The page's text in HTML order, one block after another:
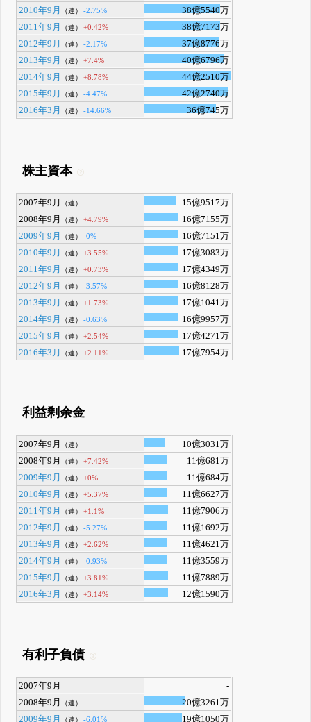
2010年9月
（連） -2.75%
38億5540万
2011年9月
（連） +0.42%
38億7173万
2012年9月
（連） -2.17%
37億8776万
2013年9月
（連） +7.4%
40億6796万
2014年9月
（連） +8.78%
44億2510万
2015年9月
（連） -4.47%
42億2740万
2016年3月
（連） -14.66% 36億745万
株主資本
2007年9月 （連）
15億9517万
2008年9月
（連） +4.79%
16億7155万
2009年9月
（連） -0%
16億7151万
2010年9月
（連） +3.55%
17億3083万
2011年9月
（連） +0.73%
17億4349万
2012年9月
（連） -3.57%
16億8128万
2013年9月
（連） +1.73%
17億1041万
2014年9月
（連） -0.63%
16億9957万
2015年9月
（連） +2.54%
17億4271万
2016年3月
（連） +2.11% 17億7954万
利益剰余金
2007年9月 （連）
10億3031万
2008年9月
（連） +7.42%
11億681万
2009年9月
（連） +0%
11億684万
2010年9月
（連） +5.37%
11億6627万
2011年9月
（連） +1.1%
11億7906万
2012年9月
（連） -5.27%
11億1692万
2013年9月
（連） +2.62%
11億4621万
2014年9月
（連） -0.93%
11億3559万
2015年9月
（連） +3.81%
11億7889万
2016年3月
（連） +3.14% 12億1590万
有利子負債
2007年9月
-
2008年9月
（連）
20億3261万
2009年9月
（連） -6.01% 19億1050万